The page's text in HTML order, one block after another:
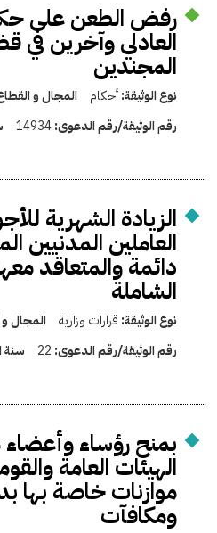
رفض الطعن على
العادلي وآخرين في
المجندين
نوع الوثيقة:أحكام المجال و
رقم الوثيقة/رقم الدعوى:14934
الزيادة الشهرية
العاملين المدنيين
دائمة والمتعاقد
الشاملة
نوع الوثيقة: قرارات وزارية المجال
رقم الوثيقة/رقم الدعوى: 22 سنة
بمنح رؤساء
الهيئات العامة
موازنات خاصة بها
ومكافآت